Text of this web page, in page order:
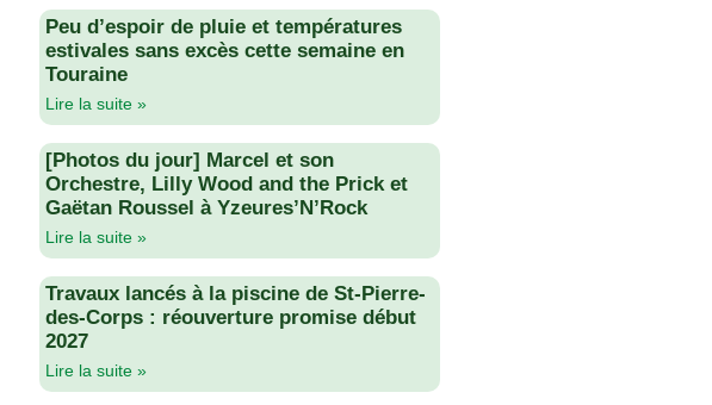
Peu d’espoir de pluie et températures
estivales sans excès cette semaine en
Touraine
Lire la suite »
[Photos du jour] Marcel et son
Orchestre, Lilly Wood and the Prick et
Gaëtan Roussel à Yzeures’N’Rock
Lire la suite »
Travaux lancés à la piscine de St-Pierre-
des-Corps : réouverture promise début
2027
Lire la suite »